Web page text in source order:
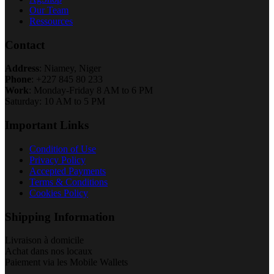
Our Team
Ressources
Contact
Address: Niamey, Niger
Phone: +227 845 80 233
Work : Monday-Friday 8 AM to 6 PM
Saturday: 10 AM to 5 PM
Important Links
Condition of Use
Privacy Policy
Accepted Payments
Terms & Conditions
Cookies Policy
Shipping Information
Livraison à domicile
Achat dans nos locaux
Paiement via les Mobile Wallets